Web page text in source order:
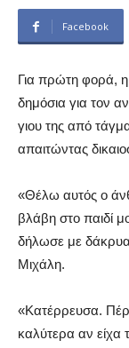
Facebook
Για πρώτη φορά,
δημόσια για τον
γιου της από
απαιτώντας
«Θέλω αυτός ο
βλάβη στο παιδί
δήλωσε με
Μιχάλη.
«Κατέρρευσα.
καλύτερα αν είχα